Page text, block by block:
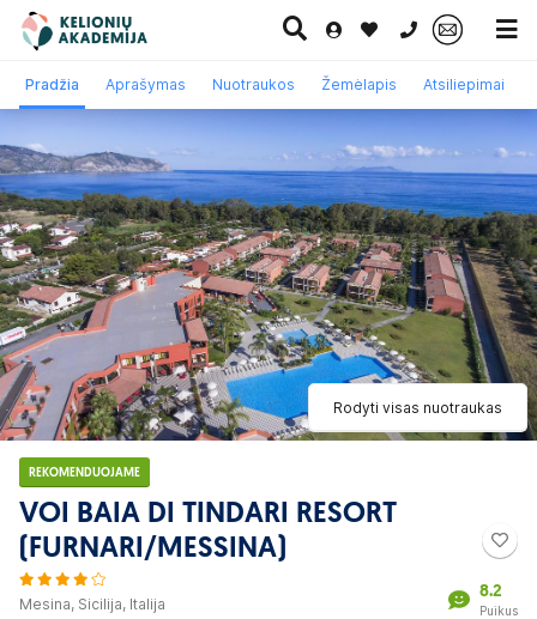
0 700 11007
Paskutinė
minutė
Pažintinės
kelionės
Egzotinės
kelionės
Kruizai
Rodyti visas nuotraukas
REKOMENDUOJAME
VOI BAIA DI TINDARI RESORT
(FURNARI/MESSINA)
Mesina, Sicilija, Italija
8.2
Puikus
Pradžia Aprašymas Nuotraukos Žemėlapis Atsiliepimai